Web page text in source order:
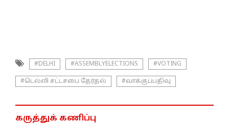
#DELHI #ASSEMBLYELECTIONS #VOTING
#டெல்லி சட்டசபை தேர்தல் #வாக்குப்பதிவு
கருத்துக் கணிப்பு